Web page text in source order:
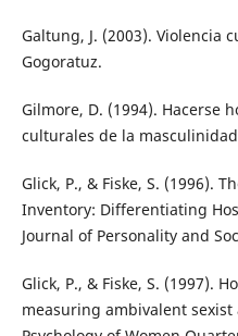
Galtung, J. (2003). Violencia
Gogoratuz.
Gilmore, D. (1994). Hacerse
culturales de la
Glick, P., & Fiske, S. (1996).
Inventory: Differentiating
Journal of Personality and
Glick, P., & Fiske, S. (1997).
measuring ambivalent